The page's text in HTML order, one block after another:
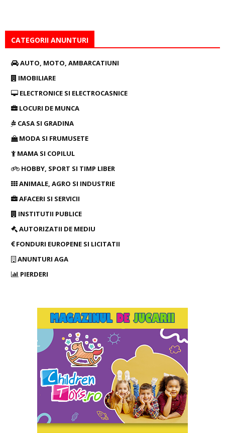
CATEGORII ANUNTURI
AUTO, MOTO, AMBARCATIUNI
IMOBILIARE
ELECTRONICE SI ELECTROCASNICE
LOCURI DE MUNCA
CASA SI GRADINA
MODA SI FRUMUSETE
MAMA SI COPILUL
HOBBY, SPORT SI TIMP LIBER
ANIMALE, AGRO SI INDUSTRIE
AFACERI SI SERVICII
INSTITUTII PUBLICE
AUTORIZATII DE MEDIU
FONDURI EUROPENE SI LICITATII
ANUNTURI AGA
PIERDERI